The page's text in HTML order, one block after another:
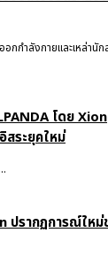
อกกำลังกายและเหล่านั
โดย
สระยุคใหม่
ปรากฏการณ์ใหม่